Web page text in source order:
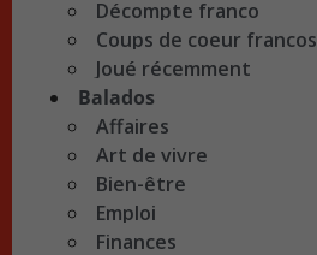
Décompte franco
Coups de coeur francos
Joué récemment
Balados
Affaires
Art de vivre
Bien-être
Emploi
Finances